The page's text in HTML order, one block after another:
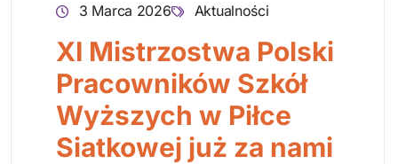
3 Marca 2026
Aktualności
XI Mistrzostwa Polski
Pracowników Szkół
Wyższych w Piłce
Siatkowej już za nami